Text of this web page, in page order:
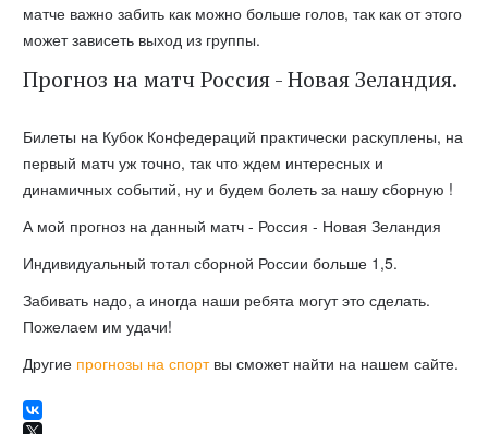
матче важно забить как можно больше голов, так как от этого
может зависеть выход из группы.
Прогноз на матч Россия - Новая Зеландия.
Билеты на Кубок Конфедераций практически раскуплены, на
первый матч уж точно, так что ждем интересных и
динамичных событий, ну и будем болеть за нашу сборную !
А мой прогноз на данный матч - Россия - Новая Зеландия
Индивидуальный тотал сборной России больше 1,5.
Забивать надо, а иногда наши ребята могут это сделать.
Пожелаем им удачи!
Другие прогнозы на спортвы сможет найти на нашем сайте.